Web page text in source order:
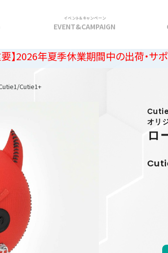
イベント＆キャンペーン
EVENT&CAMPAIGN
季休業期間中の出荷・サポートに関す
Cutie1+
オリ
ロ